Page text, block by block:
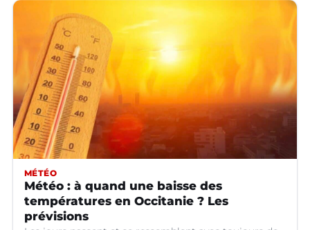
MÉTÉO
Météo : à quand une baisse des
températures en Occitanie ? Les
prévisions